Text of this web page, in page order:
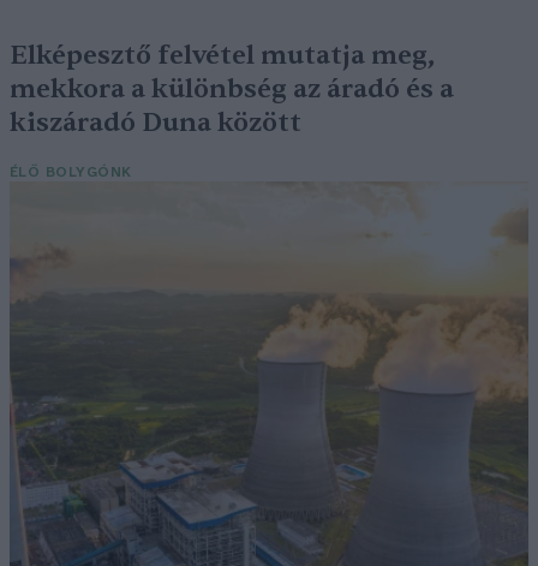
Elképesztő felvétel mutatja meg,
mekkora a különbség az áradó és a
kiszáradó Duna között
ÉLŐ BOLYGÓNK